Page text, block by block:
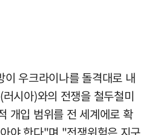
우크라이나를 돌격대로 내
시아)와의 전쟁을 철두철미
개입 범위를 전 세계에로 확